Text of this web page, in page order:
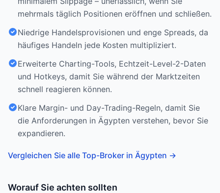
mehrmals täglich Positionen eröffnen und schließen.
Niedrige Handelsprovisionen und enge Spreads, da
häufiges Handeln jede Kosten multipliziert.
Erweiterte Charting-Tools, Echtzeit-Level-2-Daten
und Hotkeys, damit Sie während der Marktzeiten
schnell reagieren können.
Klare Margin- und Day-Trading-Regeln, damit Sie
die Anforderungen in Ägypten verstehen, bevor Sie
expandieren.
Vergleichen Sie alle Top-Broker in Ägypten →
Worauf Sie achten sollten